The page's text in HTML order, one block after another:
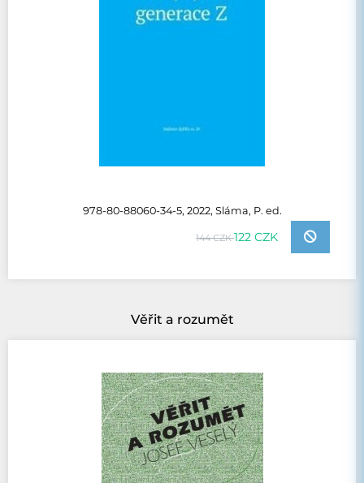
978-80-88060-34-5, 2022, Sláma, P. ed.
144 CZK122 CZK
Věřit a rozumět